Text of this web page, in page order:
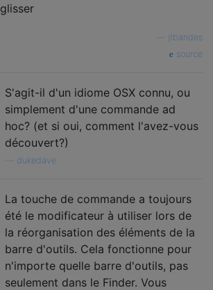
glisser
jtbandes
source
S'agit-il d'un idiome OSX connu, ou
simplement d'une commande ad
hoc? (et si oui, comment l'avez-vous
découvert?)
dukedave
La touche de commande a toujours
été le modificateur à utiliser lors de
la réorganisation des éléments de la
barre d'outils. Cela fonctionne pour
n'importe quelle barre d'outils, pas
seulement dans le Finder. Vous